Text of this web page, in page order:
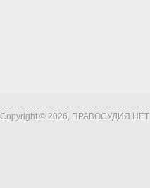
Copyright © 2026, ПРАВОСУДИЯ.НЕТ